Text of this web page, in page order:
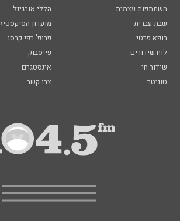
השתתפות עצמית
הללי אורגינל
שבת עברית
מועדון הסיקסטיז
רופא פרטי
פרופ' רפי קרסו
לוח שידורים
פייסבוק
שידור חי
אינסטגרם
טוויטר
צרו קשר